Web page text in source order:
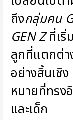
ถึงกลุ่มคน
GEN Zที่เ
ลูกที่แตกต่า
อย่างสิ้นเชิ
หมายที่ทรง
และเด็ก